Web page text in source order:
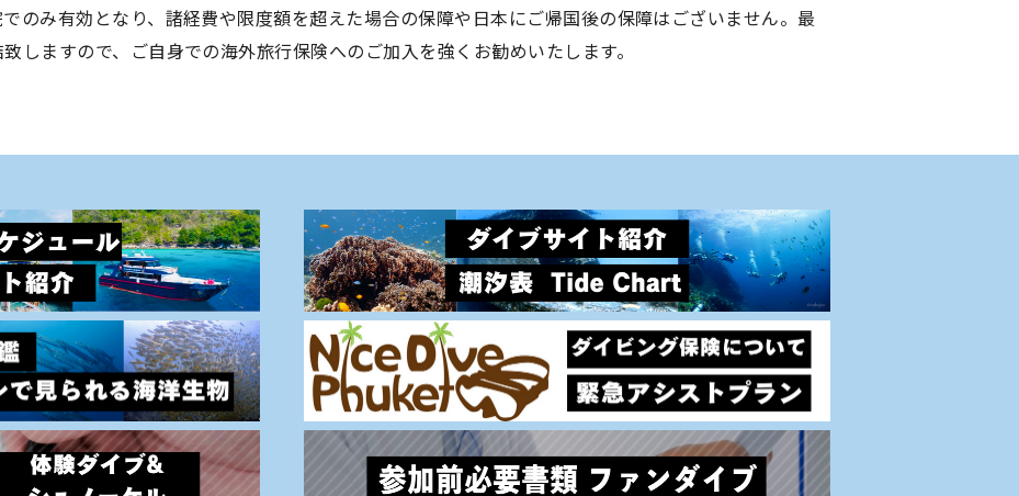
のみ有効となり、諸経費や限度額を超えた場合の保障や日本にご帰国後の保障はございません。最
しますので、ご自身での海外旅行保険へのご加入を強くお勧めいたします。